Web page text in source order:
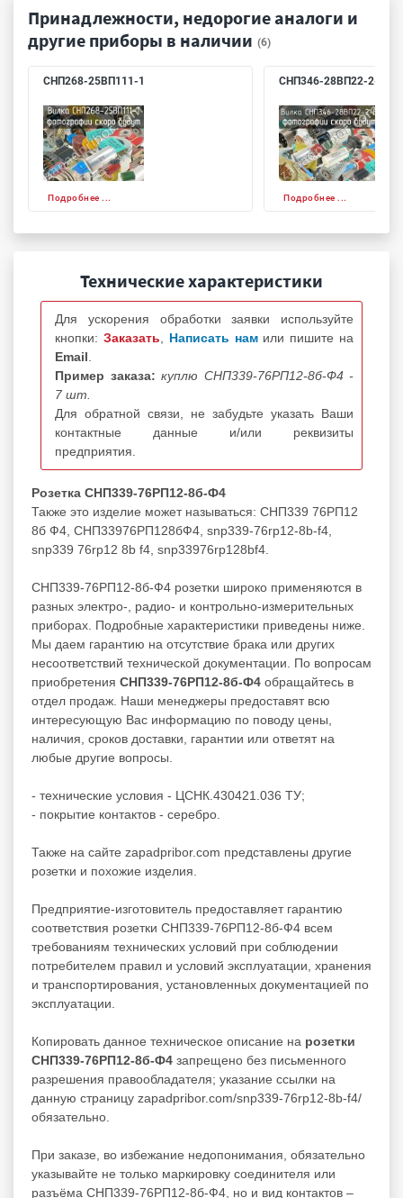
Принадлежности, недорогие аналоги и
другие приборы в наличии (6)
СНП268-25ВП111-1
Подробнее ...
СНП346-28ВП22-2-В
Подробнее ...
Технические характеристики
Для ускорения обработки заявки используйте
кнопки: Заказать Написать нам или пишите на
Email
Пример заказа: куплю СНП339-76РП12-8б-Ф4 -
7 шт.
Для обратной связи, не забудьте указать Ваши
контактные данные и/или реквизиты
предприятия.
Розетка СНП339-76РП12-8б-Ф4
Также это изделие может называться: СНП339 76РП12
8б Ф4, СНП33976РП128бФ4, snp339-76rp12-8b-f4,
snp339 76rp12 8b f4, snp33976rp128bf4.
СНП339-76РП12-8б-Ф4 розетки широко применяются в
разных электро-, радио- и контрольно-измерительных
приборах. Подробные характеристики приведены ниже.
Мы даем гарантию на отсутствие брака или других
несоответствий технической документации. По вопросам
приобретения СНП339-76РП12-8б-Ф4 обращайтесь в
отдел продаж. Наши менеджеры предоставят всю
интересующую Вас информацию по поводу цены,
наличия, сроков доставки, гарантии или ответят на
любые другие вопросы.
- технические условия - ЦСНК.430421.036 ТУ;
- покрытие контактов - серебро.
Также на сайте zapadpribor.com представлены другие
розетки и похожие изделия.
Предприятие-изготовитель предоставляет гарантию
соответствия розетки СНП339-76РП12-8б-Ф4 всем
требованиям технических условий при соблюдении
потребителем правил и условий эксплуатации, хранения
и транспортирования, установленных документацией по
эксплуатации.
Копировать данное техническое описание на розетки
СНП339-76РП12-8б-Ф4 запрещено без письменного
разрешения правообладателя; указание ссылки на
данную страницу zapadpribor.com/snp339-76rp12-8b-f4/
обязательно.
При заказе, во избежание недопонимания, обязательно
указывайте не только маркировку соединителя или
разъёма СНП339-76РП12-8б-Ф4, но и вид контактов –